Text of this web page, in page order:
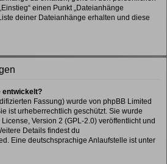
einen Punkt „Dateianhänge
deiner Dateianhänge erhalten und diese
entwickelt?
Fassung) wurde von phpBB Limited
ist urheberrechtlich geschützt. Sie wurde
Version 2 (GPL-2.0) veröffentlicht und
Details findest du
. Eine deutschsprachige Anlaufstelle ist unter